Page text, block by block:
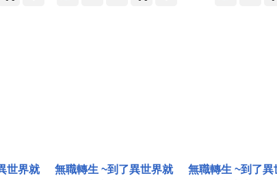
世界就
無職轉生 ~到了異世界就
無職轉生 ~到了異